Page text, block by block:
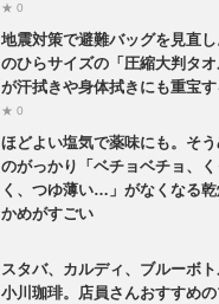
★ 0
地震対策で避難バッグを見直
のひらサイズの「圧縮大判タオ
が汗拭きや身体拭きにも重宝す
★ 0
ほどよい塩気で薬味にも。そ
のがっかり「ベチョベチョ、
く、つゆ薄い…」がなくなる
かめがすごい
スタバ、カルディ、ブルーボト
小川珈琲。店員さんおすすめの